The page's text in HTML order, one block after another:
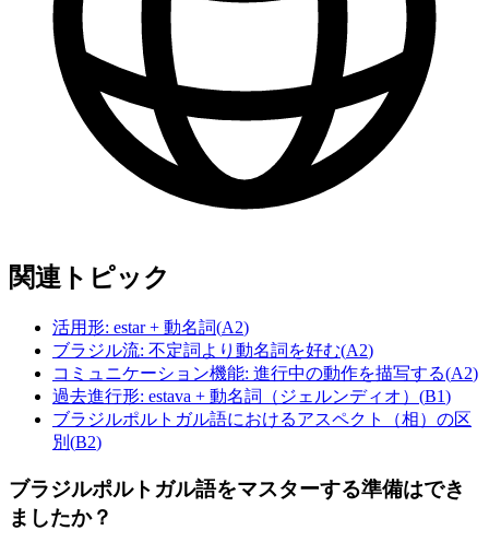
関連トピック
活用形: estar + 動名詞(A2)
ブラジル流: 不定詞より動名詞を好む(A2)
コミュニケーション機能: 進行中の動作を描写する(A2)
過去進行形: estava + 動名詞（ジェルンディオ） (B1)
ブラジルポルトガル語におけるアスペクト（相）の区
別 (B2)
ブラジルポルトガル語をマスターする準備はでき
ましたか？